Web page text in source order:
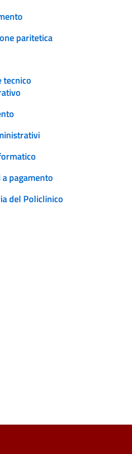
paritetica
tecnico
pagamento
del Policlinico